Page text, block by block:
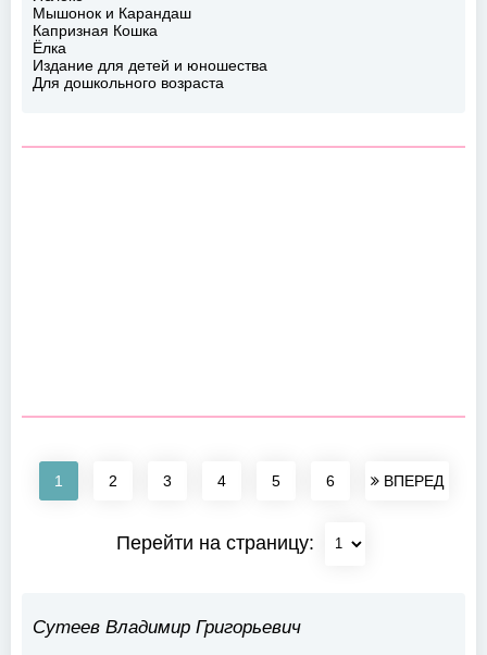
Мышонок и Карандаш
Капризная Кошка
Ёлка
Издание для детей и юношества
Для дошкольного возраста
1 2 3 4 5 6 ВПЕРЕД
Перейти на страницу:
Сутеев Владимир Григорьевич